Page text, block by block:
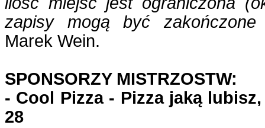
zapisy mogą być zakończone
Marek Wein.
SPONSORZY MISTRZOSTW:
- Cool Pizza - Pizza jaką
28